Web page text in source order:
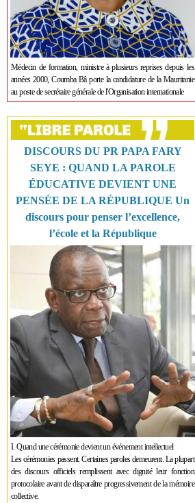
Médecin de formation, ministre à plusieurs reprises depuis les
années 2000, Coumba Bâ porte la candidature de la Mauritanie
au poste de secrétaire générale de l'Organisation internationale
DISCOURS DU PR PAPA FARY
SEYE : QUAND LA PAROLE
ÉDUCATIVE DEVIENT UNE
PENSÉE DE LA RÉPUBLIQUE Un
discours pour penser l’excellence,
l’école et la République
I. Quand une cérémonie devient un événement intellectuel
Les cérémonies passent. Certaines paroles demeurent. La plupart
des discours officiels remplissent avec dignité leur fonction
protocolaire avant de disparaître progressivement de la mémoire
collective.